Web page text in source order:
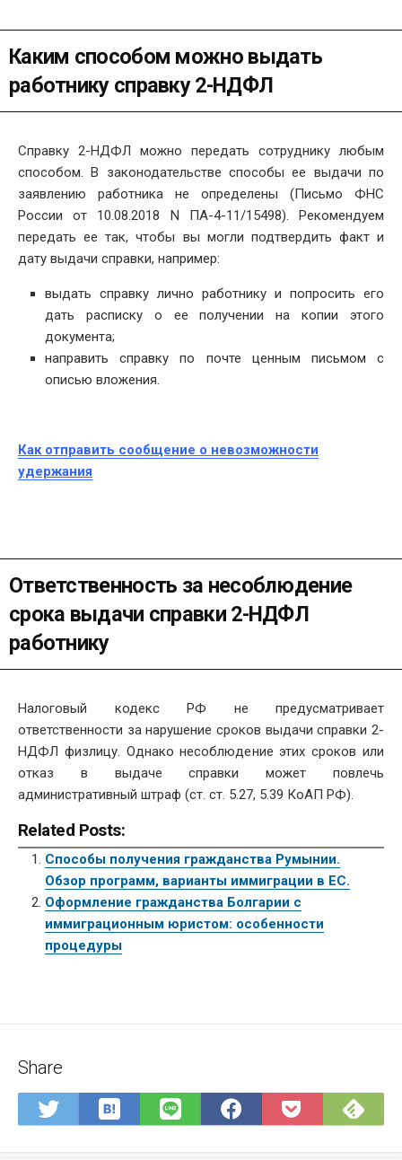
Каким способом можно выдать
работнику справку 2-НДФЛ
Справку 2-НДФЛ можно передать сотруднику любым
способом. В законодательстве способы ее выдачи по
заявлению работника не определены (Письмо ФНС
России от 10.08.2018 N ПА-4-11/15498). Рекомендуем
передать ее так, чтобы вы могли подтвердить факт и
дату выдачи справки, например:
выдать справку лично работнику и попросить его
дать расписку о ее получении на копии этого
документа;
направить справку по почте ценным письмом с
описью вложения.
Как отправить сообщение о невозможности
удержания
Ответственность за несоблюдение
срока выдачи справки 2-НДФЛ
работнику
Налоговый кодекс РФ не предусматривает
ответственности за нарушение сроков выдачи справки 2-
НДФЛ физлицу. Однако несоблюдение этих сроков или
отказ в выдаче справки может повлечь
административный штраф (ст. ст. 5.27, 5.39 КоАП РФ).
Related Posts:
Способы получения гражданства Румынии.
Обзор программ, варианты иммиграции в ЕС.
Оформление гражданства Болгарии с
иммиграционным юристом: особенности
процедуры
Share
Share
on
Save
to
Share
on
Share
on
Save
to
on